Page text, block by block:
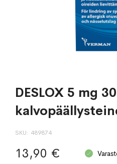
DESLOX 5 mg
SKU 489874
13,90 €